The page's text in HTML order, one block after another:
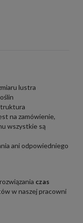
lustra
na zamówienie,
wszystkie są
ani odpowiedniego
czas
w naszej pracowni